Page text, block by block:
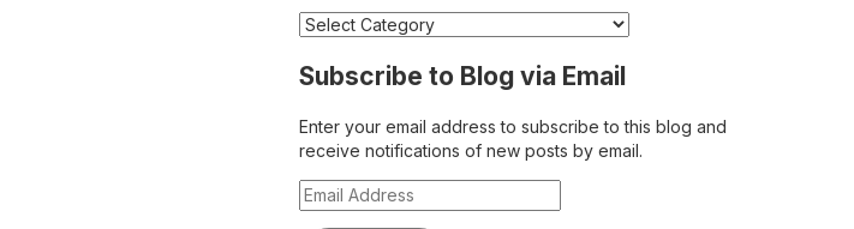
Categories
Subscribe to Blog via Email
Enter your email address to subscribe to this blog and
receive notifications of new posts by email.
Email
Address